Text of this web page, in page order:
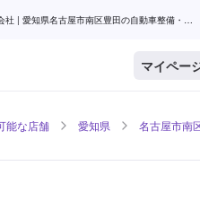
| 愛知県名古屋市南区豊田の自動車整備・修
マイペー
能な店舗 愛知県 名古屋市南